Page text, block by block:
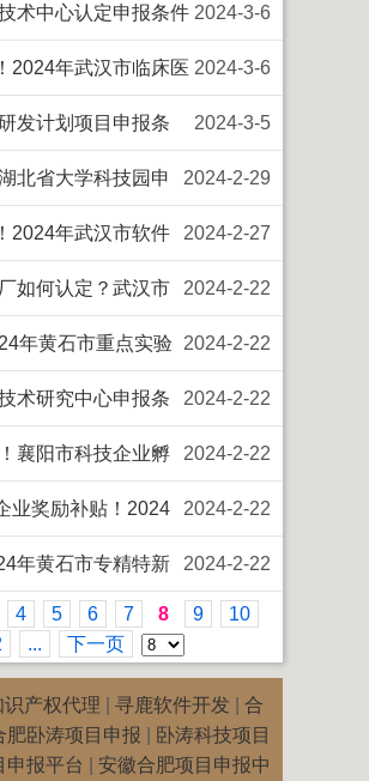
2024-3-6
术中心认定申报条件
2024-3-6
2024年武汉市临床医
条件流程、奖补 2024-3-5
发计划项目申报条
2024-2-29
北省大学科技园申
2024-2-27
2024年武汉市软件
用 2024-2-22
如何认定？武汉市
2024-2-22
年黄石市重点实验
2024-2-22
术研究中心申报条
2024-2-22
襄阳市科技企业孵
程序 2024-2-22
业奖励补贴！2024
小企业申报条件 2024-2-22
年黄石市专精特新
4 5 6 7 8 9
10
... 下一页
识产权代理 寻鹿软件开发
合
肥卧涛项目申报
卧涛科技项目
申报平台 安徽合肥项目申报中